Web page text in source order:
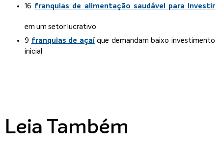
16 franquias de alimentação saudável para investir
em um setor lucrativo
9 franquias de açaí que demandam baixo investimento
inicial
Leia Também